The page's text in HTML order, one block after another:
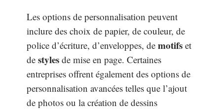
Les options de personnalisation peuvent
inclure des choix de papier, de couleur, de
police d’écriture, d’enveloppes, de motifs et
de styles de mise en page. Certaines
entreprises offrent également des options de
personnalisation avancées telles que l’ajout
de photos ou la création de dessins